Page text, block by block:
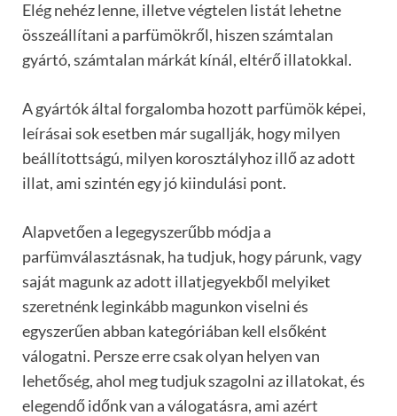
Elég nehéz lenne, illetve végtelen listát lehetne
összeállítani a parfümökről, hiszen számtalan
gyártó, számtalan márkát kínál, eltérő illatokkal.
A gyártók által forgalomba hozott parfümök képei,
leírásai sok esetben már sugallják, hogy milyen
beállítottságú, milyen korosztályhoz illő az adott
illat, ami szintén egy jó kiindulási pont.
Alapvetően a legegyszerűbb módja a
parfümválasztásnak, ha tudjuk, hogy párunk, vagy
saját magunk az adott illatjegyekből melyiket
szeretnénk leginkább magunkon viselni és
egyszerűen abban kategóriában kell elsőként
válogatni. Persze erre csak olyan helyen van
lehetőség, ahol meg tudjuk szagolni az illatokat, és
elegendő időnk van a válogatásra, ami azért